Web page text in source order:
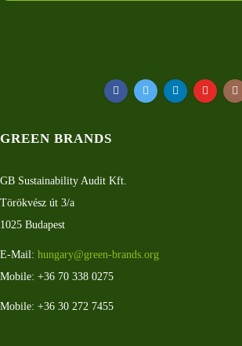
GREEN BRANDS
GB Sustainability Audit Kft.
Törökvész út 3/a
1025 Budapest
E-Mail: hungary@green-brands.org
Mobile: +36 70 338 0275
Mobile: +36 30 272 7455